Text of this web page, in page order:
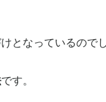
となっているので
です。